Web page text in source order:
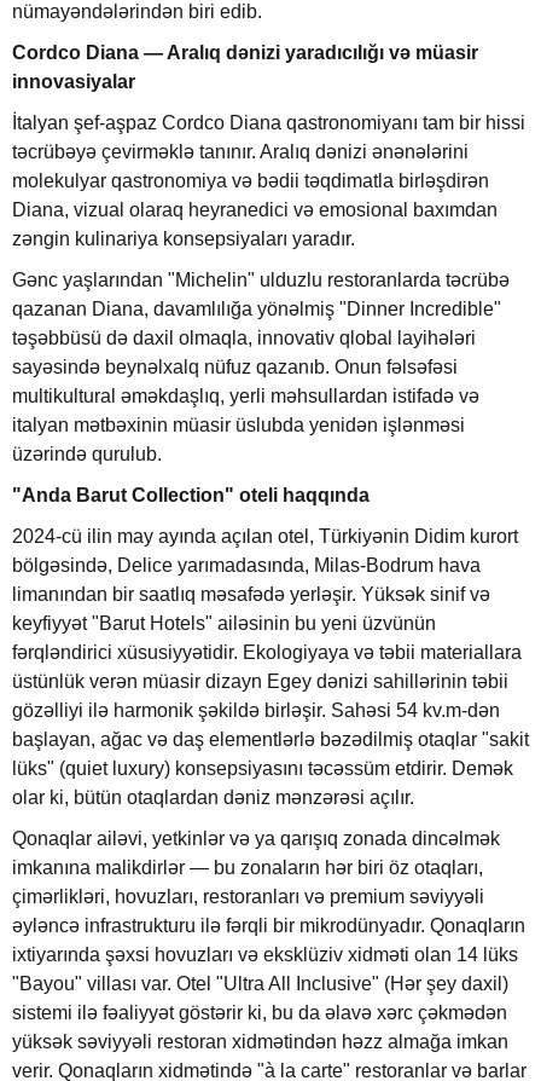
nümayəndələrindən biri edib.
Cordco Diana — Aralıq dənizi yaradıcılığı və müasir
innovasiyalar
İtalyan şef-aşpaz Cordco Diana qastronomiyanı tam bir hissi
təcrübəyə çevirməklə tanınır. Aralıq dənizi ənənələrini
molekulyar qastronomiya və bədii təqdimatla birləşdirən
Diana, vizual olaraq heyranedici və emosional baxımdan
zəngin kulinariya konsepsiyaları yaradır.
Gənc yaşlarından "Michelin" ulduzlu restoranlarda təcrübə
qazanan Diana, davamlılığa yönəlmiş "Dinner Incredible"
təşəbbüsü də daxil olmaqla, innovativ qlobal layihələri
sayəsində beynəlxalq nüfuz qazanıb. Onun fəlsəfəsi
multikultural əməkdaşlıq, yerli məhsullardan istifadə və
italyan mətbəxinin müasir üslubda yenidən işlənməsi
üzərində qurulub.
"Anda Barut Collection" oteli haqqında
2024-cü ilin may ayında açılan otel, Türkiyənin Didim kurort
bölgəsində, Delice yarımadasında, Milas-Bodrum hava
limanından bir saatlıq məsafədə yerləşir. Yüksək sinif və
keyfiyyət "Barut Hotels" ailəsinin bu yeni üzvünün
fərqləndirici xüsusiyyətidir. Ekologiyaya və təbii materiallara
üstünlük verən müasir dizayn Egey dənizi sahillərinin təbii
gözəlliyi ilə harmonik şəkildə birləşir. Sahəsi 54 kv.m-dən
başlayan, ağac və daş elementlərlə bəzədilmiş otaqlar "sakit
lüks" (quiet luxury) konsepsiyasını təcəssüm etdirir. Demək
olar ki, bütün otaqlardan dəniz mənzərəsi açılır.
Qonaqlar ailəvi, yetkinlər və ya qarışıq zonada dincəlmək
imkanına malikdirlər — bu zonaların hər biri öz otaqları,
çimərlikləri, hovuzları, restoranları və premium səviyyəli
əyləncə infrastrukturu ilə fərqli bir mikrodünyadır. Qonaqların
ixtiyarında şəxsi hovuzları və eksklüziv xidməti olan 14 lüks
"Bayou" villası var. Otel "Ultra All Inclusive" (Hər şey daxil)
sistemi ilə fəaliyyət göstərir ki, bu da əlavə xərc çəkmədən
yüksək səviyyəli restoran xidmətindən həzz almağa imkan
verir. Qonaqların xidmətində "à la carte" restoranlar və barlar